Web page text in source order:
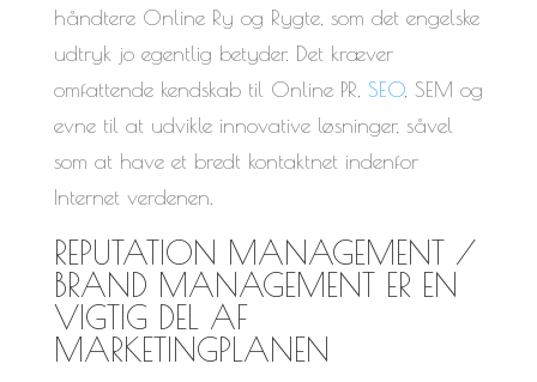
håndtere Online Ry og Rygte, som det engelske
udtryk jo egentlig betyder. Det kræver
omfattende kendskab til Online PR, SEO, SEM og
evne til at udvikle innovative løsninger, såvel
som at have et bredt kontaktnet indenfor
Internet verdenen.
REPUTATION MANAGEMENT /
BRAND MANAGEMENT ER EN
VIGTIG DEL AF
MARKETINGPLANEN